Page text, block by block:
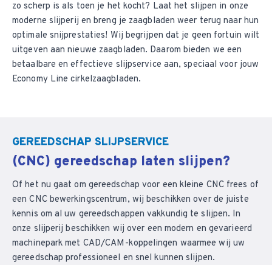
zo scherp is als toen je het kocht? Laat het slijpen in onze
moderne slijperij en breng je zaagbladen weer terug naar hun
optimale snijprestaties! Wij begrijpen dat je geen fortuin wilt
uitgeven aan nieuwe zaagbladen. Daarom bieden we een
betaalbare en effectieve slijpservice aan, speciaal voor jouw
Economy Line cirkelzaagbladen.
GEREEDSCHAP SLIJPSERVICE
(CNC) gereedschap laten slijpen?
Of het nu gaat om gereedschap voor een kleine CNC frees of
een CNC bewerkingscentrum, wij beschikken over de juiste
kennis om al uw gereedschappen vakkundig te slijpen. In
onze slijperij beschikken wij over een modern en gevarieerd
machinepark met CAD/CAM-koppelingen waarmee wij uw
gereedschap professioneel en snel kunnen slijpen.